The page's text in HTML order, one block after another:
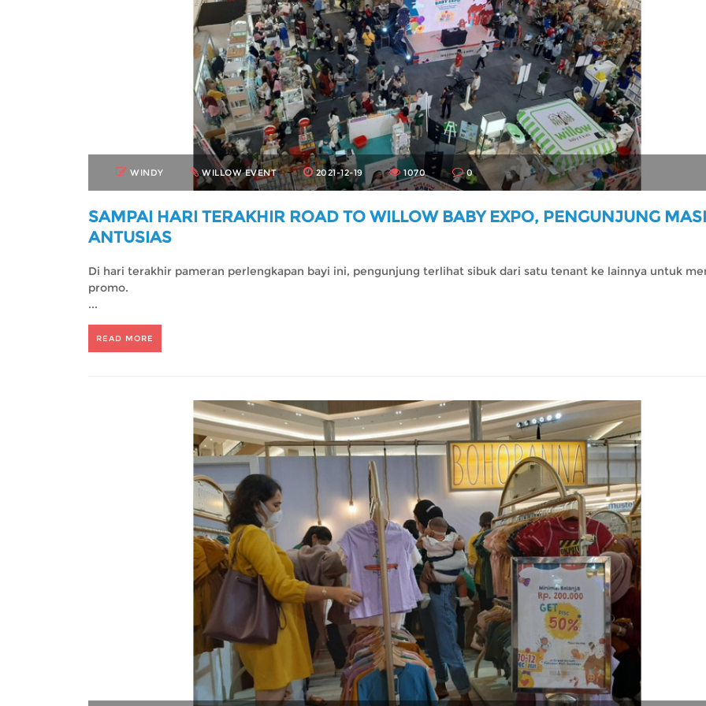
WINDY WILLOW EVENT 2021-12-19 1070 0
SAMPAI HARI TERAKHIR ROAD TO WILLOW BABY EXPO, PENGUNJUNG
ANTUSIAS
Di hari terakhir pameran perlengkapan bayi ini, pengunjung terlihat sibuk dari satu tenant ke lainnya untuk
promo.
...
READ MORE